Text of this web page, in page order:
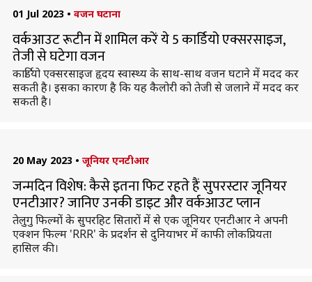
01 Jul 2023 • वजन घटाना
वर्कआउट रूटीन में शामिल करें ये 5 कार्डियो एक्सरसाइज,
तेजी से घटेगा वजन
कार्डियो एक्सरसाइज हृदय स्वास्थ्य के साथ-साथ वजन घटाने में मदद कर
सकती है। इसका कारण है कि यह कैलोरी को तेजी से जलाने में मदद कर
सकती है।
20 May 2023 • जूनियर एनटीआर
जन्मदिन विशेष: कैसे इतना फिट रहते हैं सुपरस्टार जूनियर
एनटीआर? जानिए उनकी डाइट और वर्कआउट प्लान
तेलुगु फिल्मों के सुपरहिट सितारों में से एक जूनियर एनटीआर ने अपनी
एक्शन फिल्म 'RRR' के प्रदर्शन से दुनियाभर में काफी लोकप्रियता
हासिल की।